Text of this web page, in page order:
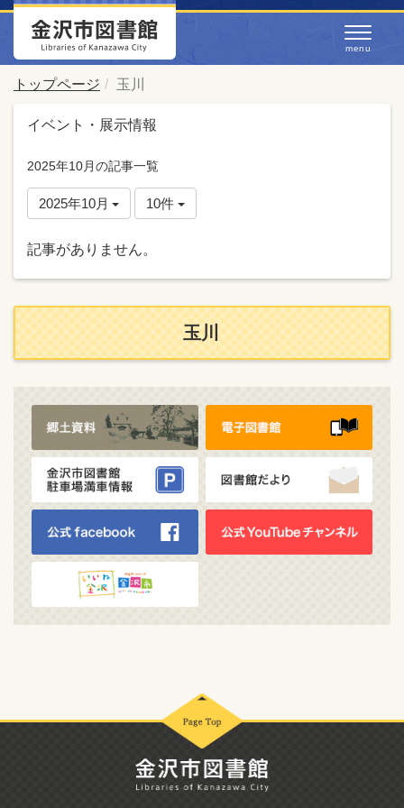
トップページ 玉川
イベント・展示情報
2025年10月の記事一覧
2025年10月 10件
記事がありません。
玉川